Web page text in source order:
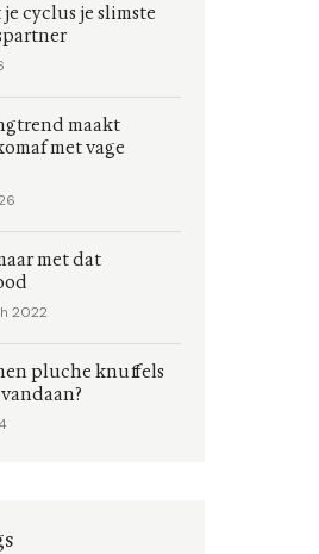
cyclus je slimste
maakt
met vage
met dat
2022
pluche knuffels